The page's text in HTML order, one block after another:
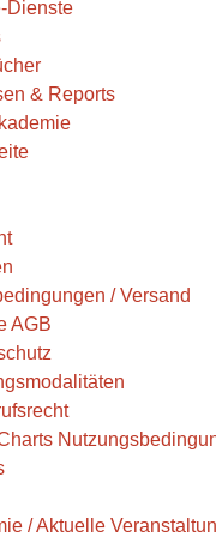
Dienste
& Reports
/ Versand
AGB
/ Aktuelle